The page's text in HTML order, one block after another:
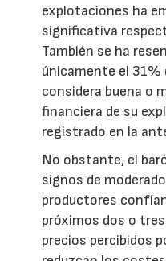
explotaciones ha
significativa
También se ha
únicamente el
considera buena o
financiera de su
registrado en la
No obstante, el
signos de
productores
próximos dos o
precios percibidos